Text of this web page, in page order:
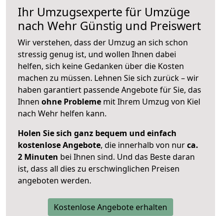
Ihr Umzugsexperte für Umzüge
nach Wehr Günstig und Preiswert
Wir verstehen, dass der Umzug an sich schon
stressig genug ist, und wollen Ihnen dabei
helfen, sich keine Gedanken über die Kosten
machen zu müssen. Lehnen Sie sich zurück – wir
haben garantiert passende Angebote für Sie, das
Ihnen ohne Probleme mit Ihrem Umzug von Kiel
nach Wehr helfen kann.
Holen Sie sich ganz bequem und einfach
kostenlose Angebote, die innerhalb von nurca.
2 Minuten bei Ihnen sind. Und das Beste daran
ist, dass all dies zu erschwinglichen Preisen
angeboten werden.
Kostenlose Angebote erhalten